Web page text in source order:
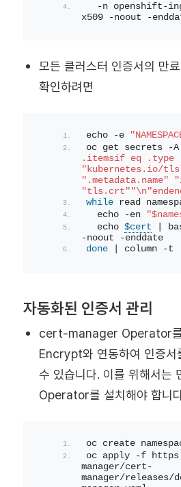
-n openshift-
x509 -noout -
모든 클러스터 인증서의 만
확인하려면
echo -e
oc get secrets -A
.itemsif eq .type
"kubernetes.io/
".metadata.name"
while read
  echo -en
  echo
$cert |
-noout -enddate
done | column -t
자동화된 인증서 관리
cert-manager Operator를
Encrypt와 연동하여 인증서
수 있습니다. 이를 위해서
Operator를 설치해야 합니
oc create
oc apply -f
manager/cert-
manager/releases/